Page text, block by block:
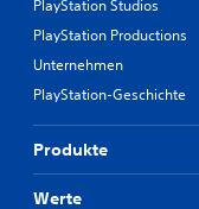
PlayStation Studios
PlayStation Productions
Unternehmen
PlayStation-Geschichte
Produkte
Werte